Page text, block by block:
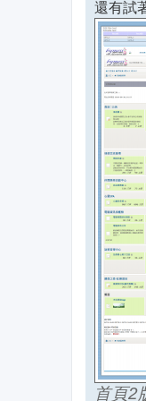
還有試
首頁2